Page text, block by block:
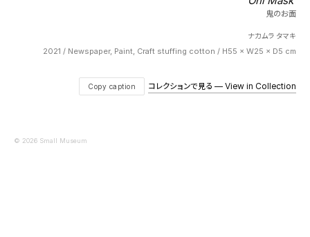
鬼のお面
ナカムラ タマキ
2021 / Newspaper, Paint, Craft stuffing cotton / H55 × W25 × D5 cm
Copy caption コレクションで見る — View in Collection
© 2026 Small Museum